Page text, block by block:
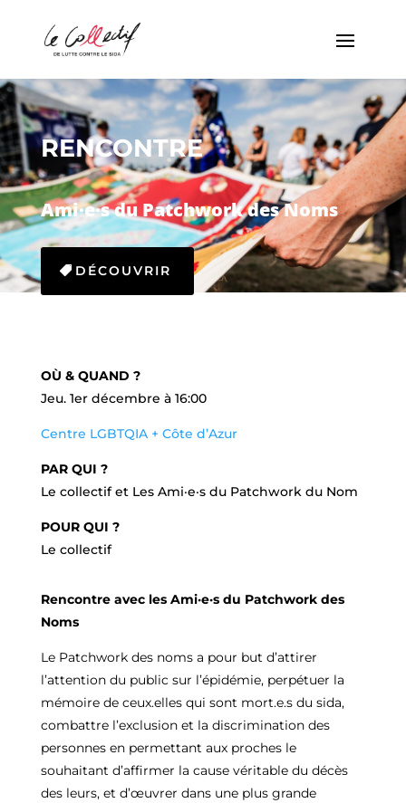
RENCONTRE
Ami·e·s du Patchwork des Noms
DÉCOUVRIR
OÙ & QUAND ?
Jeu. 1er décembre à 16:00
Centre LGBTQIA + Côte d’Azur
PAR QUI ?
Le collectif et Les Ami·e·s du Patchwork du Nom
POUR QUI ?
Le collectif
Rencontre avec les Ami·e·s du Patchwork des
Noms
Le Patchwork des noms a pour but d’attirer
l’attention du public sur l’épidémie, perpétuer la
mémoire de ceux.elles qui sont mort.e.s du sida,
combattre l’exclusion et la discrimination des
personnes en permettant aux proches le
souhaitant d’affirmer la cause véritable du décès
des leurs, et d’œuvrer dans une plus grande